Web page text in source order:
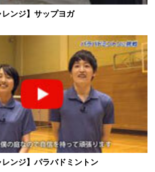
レンジ】サップヨガ
レンジ】パラバドミントン